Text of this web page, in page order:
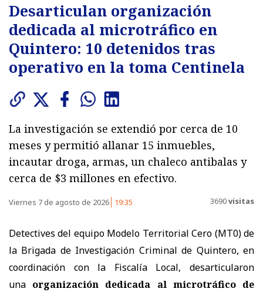
Desarticulan organización
dedicada al microtráfico en
Quintero: 10 detenidos tras
operativo en la toma Centinela
La investigación se extendió por cerca de 10
meses y permitió allanar 15 inmuebles,
incautar droga, armas, un chaleco antibalas y
cerca de $3 millones en efectivo.
Viernes 7 de agosto de 2026 19:35 3690visitas
Detectives del equipo Modelo Territorial Cero (MT0) de
la Brigada de Investigación Criminal de Quintero, en
coordinación con la Fiscalía Local, desarticularon
una organización dedicada al microtráfico de